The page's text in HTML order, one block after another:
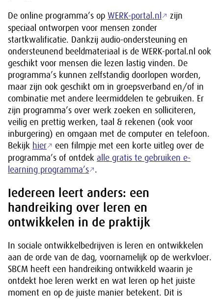
De online programma’s op WERK-portal.nl
zijn
speciaal ontworpen voor mensen zonder
startkwalificatie. Dankzij audio-ondersteuning en
ondersteunend beeldmateriaal is de WERK-portal.nl ook
geschikt voor mensen die lezen lastig vinden. De
programma’s kunnen zelfstandig doorlopen worden,
maar zijn ook geschikt om in groepsverband en/of in
combinatie met andere leermiddelen te gebruiken. Er
zijn programma’s over werk zoeken en solliciteren,
veilig en prettig werken, taal & rekenen (ook voor
inburgering) en omgaan met de computer en telefoon.
Bekijk hier
een filmpje met een korte uitleg over de
programma’s of ontdek alle gratis te gebruiken e-
learning programma’s
.
Iedereen leert anders: een
handreiking over leren en
ontwikkelen in de praktijk
In sociale ontwikkelbedrijven is leren en ontwikkelen
aan de orde van de dag, voornamelijk op de werkvloer.
SBCM heeft een handreiking ontwikkeld waarin je
ontdekt hoe leren werkt en wat leren op het juiste
moment en op de juiste manier betekent. Dit is